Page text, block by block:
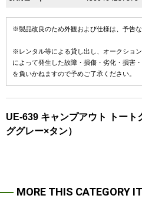
※製品改良のため外観および仕様は、予告な
※レンタル等による貸し出し、オークショ
によって発生した故障・損傷・劣化・損害
を負いかねますので予めご了承ください。
UE-639 キャンプアウト トー
ググレー×タン）
MORE THIS CATEGORY